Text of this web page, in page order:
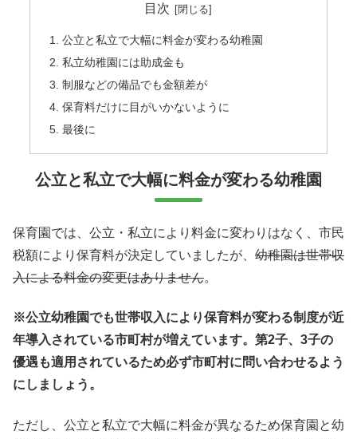
目次
公立と私立で大幅に料金が変わる幼稚園
私立幼稚園には助成金も
制服などの備品でも金額差が
保育料だけに目がいかないように
最後に
公立と私立で大幅に料金が変わる幼稚園
保育園では、公立・私立により料金に変わりはなく、市民
税額により保育料が決定していましたが、 幼稚園は世帯収
入による料金の変更はありません。
※公立幼稚園でも世帯収入により保育料が変わる制度が近
年導入されている市町村が増えています。第2子、3子の
優遇も適用されているため必ず市町村に問い合わせるよう
にしましょう。
ただし、公立と私立で大幅に料金が異なるため保育園と幼